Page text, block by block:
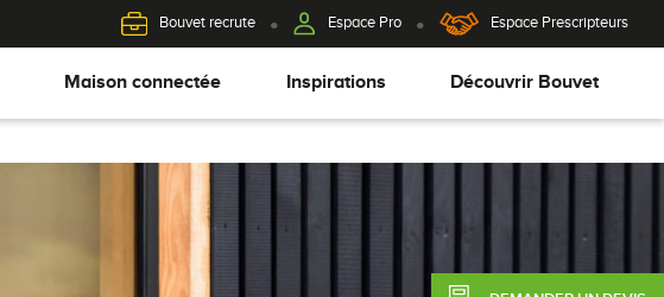
Bouvet recrute Espace Pro Espace Prescripteurs
Maison connectée Inspirations Découvrir Bouvet